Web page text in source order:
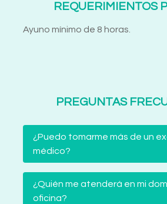
REQUERIMIENTOS
Ayuno mínimo de 8 horas.
PREGUNTAS
¿Puedo tomarme más de un
médico?
¿Quién me atenderá en mi
oficina?